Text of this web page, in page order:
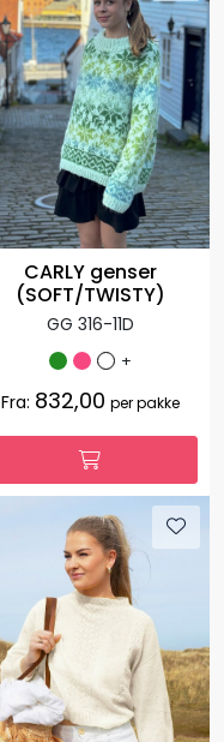
CARLY genser
(SOFT/TWISTY)
GG 316-11D
+
Fra: 832,00 per pakke